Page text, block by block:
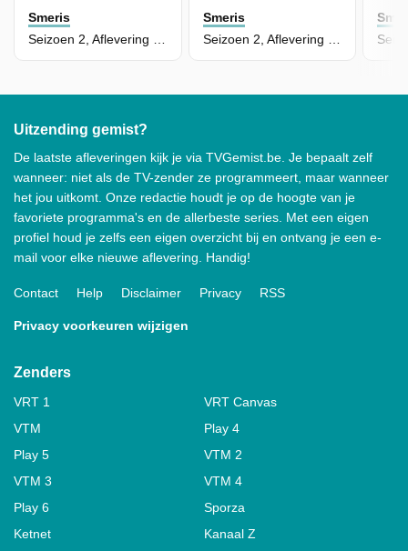
Smeris
Smeris
Uitzending gemist?
De laatste afleveringen kijk je via TVGemist.be. Je bepaalt zelf
wanneer: niet als de TV-zender ze programmeert, maar wanneer
het jou uitkomt. Onze redactie houdt je op de hoogte van je
favoriete programma's en de allerbeste series. Met een eigen
profiel houd je zelfs een eigen overzicht bij en ontvang je een e-
mail voor elke nieuwe aflevering. Handig!
Contact Help Disclaimer Privacy RSS
Privacy voorkeuren wijzigen
Zenders
VRT 1
VRT Canvas
VTM
Play 4
Play 5
VTM 2
VTM 3
VTM 4
Play 6
Sporza
Ketnet
Kanaal Z